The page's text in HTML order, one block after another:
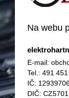
Na webu
E-mail:
Tel.: 491
IČ:
DIČ: